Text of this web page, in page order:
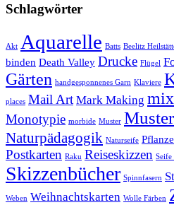
Schlagwörter
Akt Aquarelle Batts Beelitz
binden Death Valley Drucke Flügel
Gärten handgesponnenes Garn Klaviere
places Mail Art Mark Making
Monotypie morbide Muster
Naturpädagogik Naturseife
Postkarten Raku Reiseskizzen Seife
Skizzenbücher Spinnfasern
Weben Weihnachtskarten Wolle Färben